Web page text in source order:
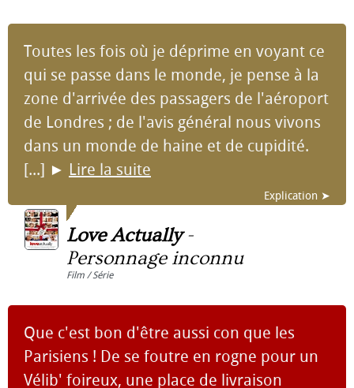
Toutes les fois où je déprime en voyant ce
qui se passe dans le monde, je pense à la
zone d'arrivée des passagers de l'aéroport
de Londres ; de l'avis général nous vivons
dans un monde de haine et de cupidité.
[...] ► Lire la suite
Explication ➤
Love Actually-
Personnage inconnu
Film / Série
Que c'est bon d'être aussi con que les
Parisiens ! De se foutre en rogne pour un
Vélib' foireux, une place de livraison